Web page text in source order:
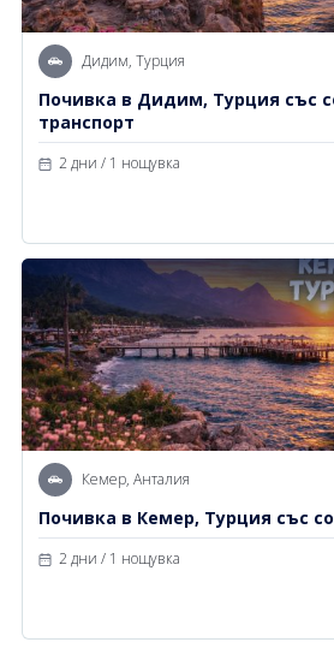
Дидим, Турция
Почивка в Дидим, Турция със
транспорт
2 дни / 1 нощувка
Кемер, Анталия
Почивка в Кемер, Турция със
2 дни / 1 нощувка